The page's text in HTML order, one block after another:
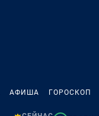
АФИША ГОРОСКОП